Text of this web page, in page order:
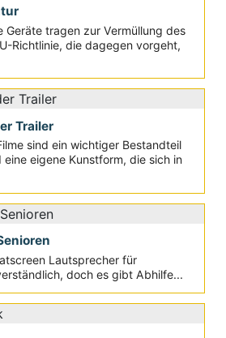
Geräte tragen zur Vermüllung des
Richtlinie, die dagegen vorgeht,
Trailer
sind ein wichtiger Bestandteil
eigene Kunstform, die sich in
Lautsprecher für
doch es gibt Abhilfe...